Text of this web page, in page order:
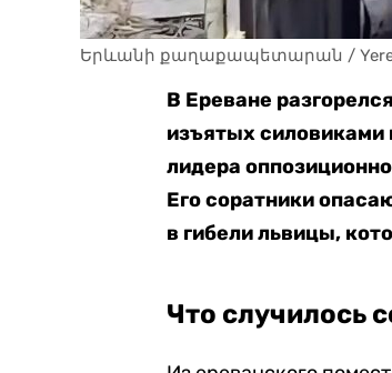
Երևանի քաղաքապետարան /
В Ереване
изъятых силовиками
лидера
Его соратники
в гибели львицы,
Что случилось